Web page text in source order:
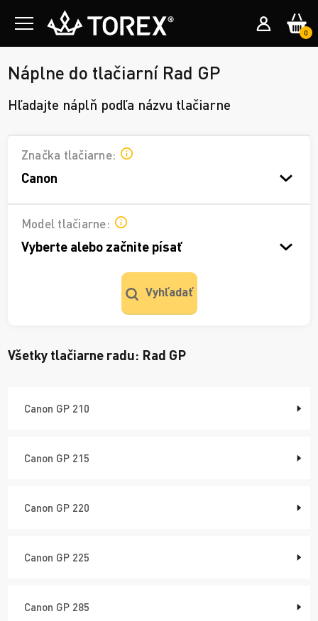
0
Náplne do tlačiarní Rad GP
Hľadajte náplň podľa názvu tlačiarne
Značka tlačiarne:
Canon
Model tlačiarne:
Vyberte alebo začnite písať
Vyhľadať
Všetky tlačiarne radu: Rad GP
Canon GP 210
Canon GP 215
Canon GP 220
Canon GP 225
Canon GP 285